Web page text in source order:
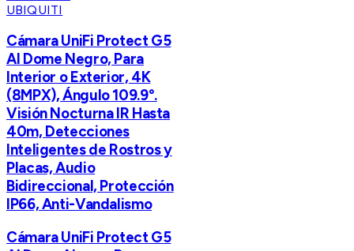
UBIQUITI
Cámara UniFi Protect G5
AI Dome Negro, Para
Interior o Exterior, 4K
(8MPX), Ángulo 109.9°.
Visión Nocturna IR Hasta
40m, Detecciones
Inteligentes de Rostros y
Placas, Audio
Bidireccional, Protección
IP66, Anti-Vandalismo
Cámara UniFi Protect G5